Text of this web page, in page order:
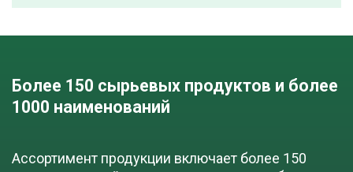
Отвердитель HAA (HH8080)
мешок (20 кг)
Более 150 сырьевых продуктов и более
1000 наименований
Ассортимент продукции включает более 150